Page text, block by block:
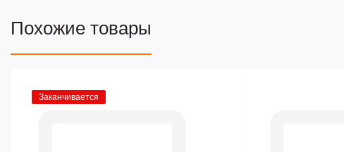
Похожие товары
Заканчивается